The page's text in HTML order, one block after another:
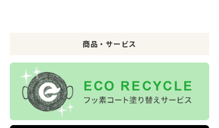
んな想いから生まれた…
る・きざむの1台4役 こ…
商品・サービス